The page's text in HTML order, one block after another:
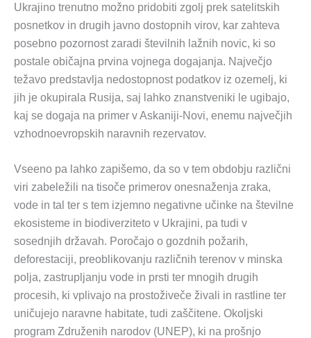
Ukrajino trenutno možno pridobiti zgolj prek satelitskih
posnetkov in drugih javno dostopnih virov, kar zahteva
posebno pozornost zaradi številnih lažnih novic, ki so
postale običajna prvina vojnega dogajanja. Največjo
težavo predstavlja nedostopnost podatkov iz ozemelj, ki
jih je okupirala Rusija, saj lahko znanstveniki le ugibajo,
kaj se dogaja na primer v Askaniji-Novi, enemu največjih
vzhodnoevropskih naravnih rezervatov.
Vseeno pa lahko zapišemo, da so v tem obdobju različni
viri zabeležili na tisoče primerov onesnaženja zraka,
vode in tal ter s tem izjemno negativne učinke na številne
ekosisteme in biodiverziteto v Ukrajini, pa tudi v
sosednjih državah. Poročajo o gozdnih požarih,
deforestaciji, preoblikovanju različnih terenov v minska
polja, zastrupljanju vode in prsti ter mnogih drugih
procesih, ki vplivajo na prostoživeče živali in rastline ter
uničujejo naravne habitate, tudi zaščitene. Okoljski
program Združenih narodov (UNEP), ki na prošnjo